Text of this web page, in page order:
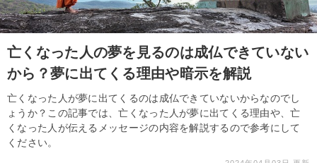
亡くなった人の夢を見るのは成仏できていない
から？夢に出てくる理由や暗示を解説
亡くなった人が夢に出てくるのは成仏できていないからなのでし
ょうか？この記事では、亡くなった人が夢に出てくる理由や、亡
くなった人が伝えるメッセージの内容を解説するので参考にして
ください。